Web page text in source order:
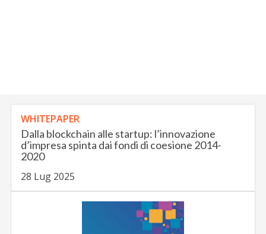
WHITEPAPER
Dalla blockchain alle startup: l’innovazione
d’impresa spinta dai fondi di coesione 2014-
2020
28 Lug 2025